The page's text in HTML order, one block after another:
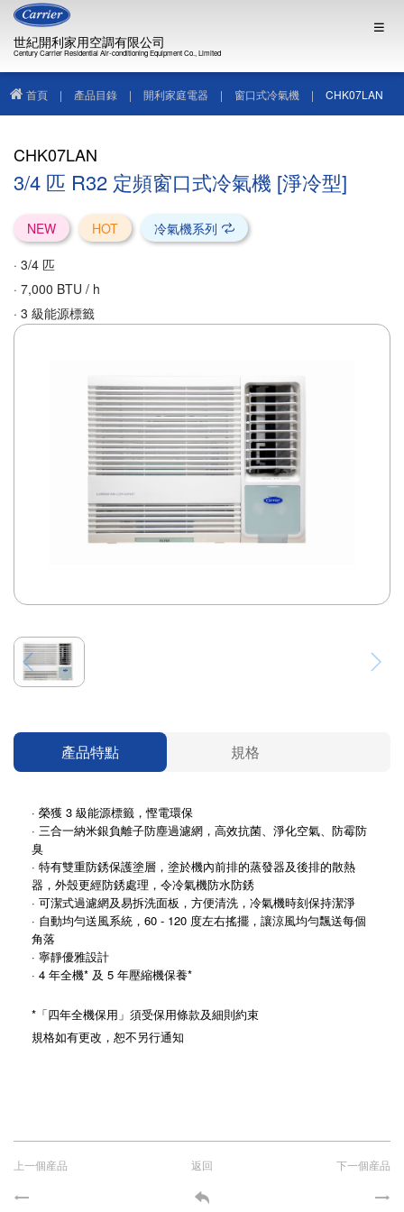
世紀開利家用空調有限公司
Century Carrier Residential Air-conditioning Equipment Co., Limited
首頁 | 產品目錄 | 開利家庭電器 | 窗口式冷氣機 | CHK07LAN
CHK07LAN
3/4 匹 R32 定頻窗口式冷氣機 [淨冷型]
NEW HOT
冷氣機系列
· 3/4 匹
· 7,000 BTU / h
· 3 級能源標籤
產品特點 規格
· 榮獲 3 級能源標籤，慳電環保
· 三合一納米銀負離子防塵過濾網，高效抗菌、淨化空氣、防霉防
臭
· 特有雙重防銹保護塗層，塗於機內前排的蒸發器及後排的散熱
器，外殼更經防銹處理，令冷氣機防水防銹
· 可潔式過濾網及易拆洗面板，方便清洗，冷氣機時刻保持潔淨
· 自動均勻送風系統，60 - 120 度左右搖擺，讓涼風均勻飄送每個
角落
· 寧靜優雅設計
· 4 年全機* 及 5 年壓縮機保養*
*「四年全機保用」須受保用條款及細則約束
規格如有更改，恕不另行通知
上一個産品 返回 下一個産品